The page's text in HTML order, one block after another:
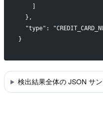
    ]
  },
"type":
}
検出結果全体の JSON サ